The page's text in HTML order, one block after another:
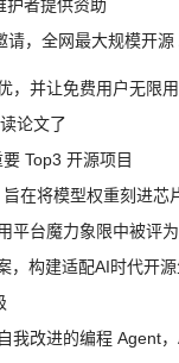
护者提供资助
，全网最大规模开
，并让免费用户无限
论文了
Top3 开源项目
在将模型权重刻进芯
平台魔力象限中被评
，构建适配AI时代开
我改进的编程 Agent